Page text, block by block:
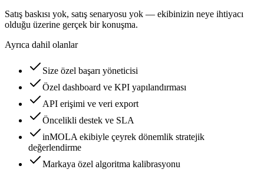
Satış baskısı yok, satış senaryosu yok — ekibinizin neye ihtiyacı
olduğu üzerine gerçek bir konuşma.
Ayrıca dahil olanlar
Size özel başarı yöneticisi
Özel dashboard ve KPI yapılandırması
API erişimi ve veri export
Öncelikli destek ve SLA
inMOLA ekibiyle çeyrek dönemlik stratejik
değerlendirme
Markaya özel algoritma kalibrasyonu